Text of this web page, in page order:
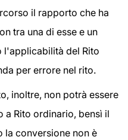
il rapporto che ha
tra una di esse e un
l'applicabilità del Rito
per errore nel rito.
inoltre, non potrà essere
a Rito ordinario, bensì il
la conversione non è